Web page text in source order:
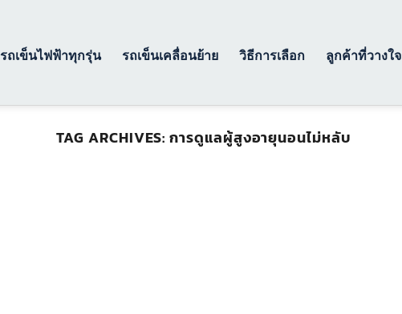
รถเข็นไฟฟ้าทุกรุ่น รถเข็นเคลื่อนย้าย วิธีการเลือก ลูกค้าที่วางใจ
TAG ARCHIVES:การดูแลผู้สูงอายุนอนไม่หลับ